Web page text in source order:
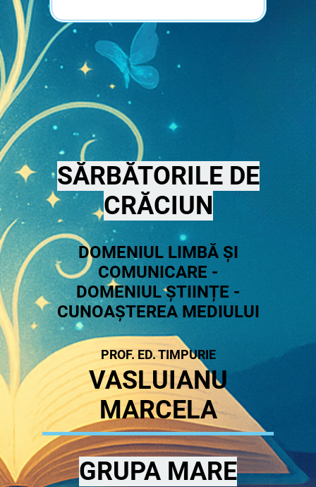
SĂRBĂTORILE DE
CRĂCIUN
DOMENIUL LIMBĂ ȘI
COMUNICARE -
DOMENIUL ȘTIINȚE -
CUNOAȘTEREA MEDIULUI
PROF. ED. TIMPURIE
VASLUIANU
MARCELA
GRUPA MARE